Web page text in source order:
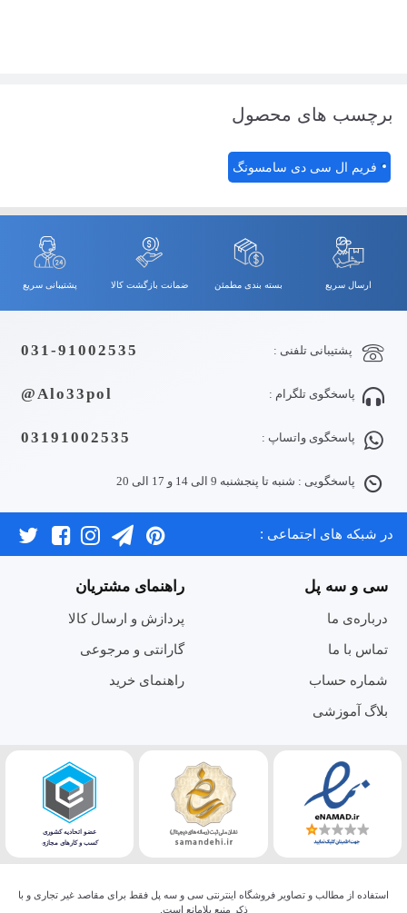
برچسب های محصول
فریم ال سی دی سامسونگ
ارسال سریع بسته بندی مطمئن ضمانت بازگشت کالا پشتیبانی سریع
پشتیبانی تلفنی : 031-91002535
پاسخگوی تلگرام : Alo33pol@
پاسخگوی واتساپ : 03191002535
پاسخگویی : شنبه تا پنجشنبه 9 الی 14 و 17 الی 20
در شبکه های اجتماعی :
سی و سه پل
درباره‌ی ما
تماس با ما
شماره حساب
بلاگ آموزشی
راهنمای مشتریان
پردازش و ارسال کالا
گارانتی و مرجوعی
راهنمای خرید
استفاده از مطالب و تصاویر فروشگاه اینترنتی سی و سه پل فقط برای مقاصد غیر تجاری و با
ذکر منبع بلامانع است.